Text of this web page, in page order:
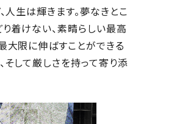
人生は輝きます。夢なきとこ
着けない、素晴らしい最高
大限に伸ばすことができる
そして厳しさを持って寄り添